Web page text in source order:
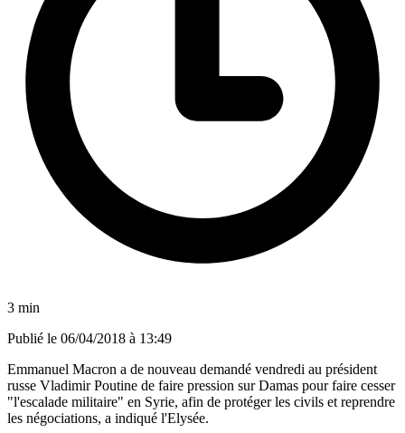
3 min
Publié le 06/04/2018 à 13:49
Emmanuel Macron a de nouveau demandé vendredi au président
russe Vladimir Poutine de faire pression sur Damas pour faire cesser
"l'escalade militaire" en Syrie, afin de protéger les civils et reprendre
les négociations, a indiqué l'Elysée.